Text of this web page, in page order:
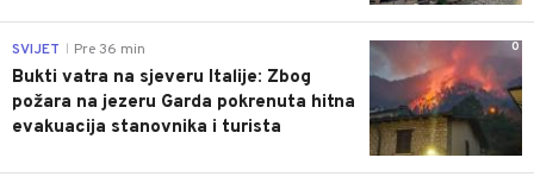
0
SVIJET Pre 36 min
Bukti vatra na sjeveru Italije: Zbog
požara na jezeru Garda pokrenuta hitna
evakuacija stanovnika i turista